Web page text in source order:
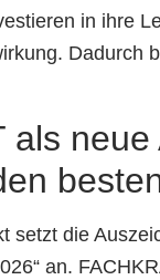
in ihre
Dadurch
als
setzt die
an.